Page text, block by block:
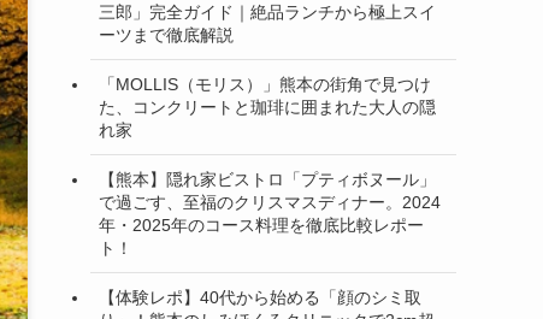
三郎」完全ガイド｜絶品ランチから極上スイ
ーツまで徹底解説
「MOLLIS（モリス）」熊本の街角で見つけ
た、コンクリートと珈琲に囲まれた大人の隠
れ家
【熊本】隠れ家ビストロ「プティボヌール」
で過ごす、至福のクリスマスディナー。2024
年・2025年のコース料理を徹底比較レポー
ト！
【体験レポ】40代から始める「顔のシミ取